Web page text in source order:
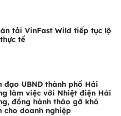
tải VinFast Wild tiếp tục lộ
tế
đạo UBND thành phố Hải
làm việc với Nhiệt điện Hải
đồng hành tháo gỡ khó
cho doanh nghiệp